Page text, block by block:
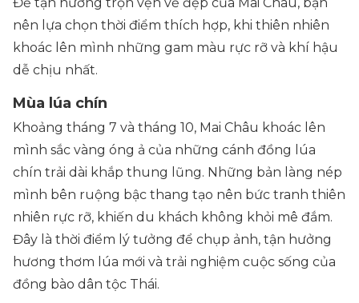
nên lựa chọn thời điểm thích hợp, khi thiên nhiên
khoác lên mình những gam màu rực rỡ và khí hậu
dễ chịu nhất.
Mùa lúa chín
Khoảng tháng 7 và tháng 10, Mai Châu khoác lên
mình sắc vàng óng ả của những cánh đồng lúa
chín trải dài khắp thung lũng. Những bản làng nép
mình bên ruộng bậc thang tạo nên bức tranh thiên
nhiên rực rỡ, khiến du khách không khỏi mê đắm.
Đây là thời điểm lý tưởng để chụp ảnh, tận hưởng
hương thơm lúa mới và trải nghiệm cuộc sống của
đồng bào dân tộc Thái.